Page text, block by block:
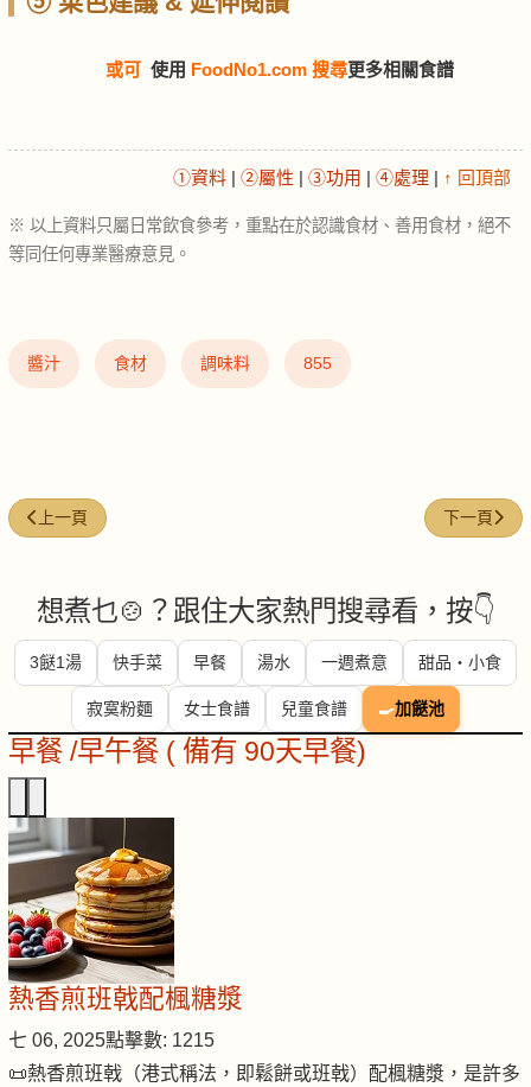
或可 使用 FoodNo1.com 搜尋更多相關食譜
①資料 | ②屬性 | ③功用 | ④處理 | ↑ 回頂部
※ 以上資料只屬日常飲食參考，重點在於認識食材、善用食材，絕不
等同任何專業醫療意見。
醬汁 食材 調味料 855
上一篇文章: 雞柳 (Chicken tenderloin)
上一頁 下一篇文
下一頁
想煮乜🍲？跟住大家熱門搜尋看，按👇
3餸1湯 快手菜 早餐 湯水 一週煮意 甜品・小食
寂寞粉麵 女士食譜 兒童食譜 🍳加餸池
早餐 /早午餐 ( 備有 90天早餐)
熱香煎班戟配楓糖漿
七 06, 2025點擊數: 1215
📜熱香煎班戟（港式稱法，即鬆餅或班戟）配楓糖漿，是許多